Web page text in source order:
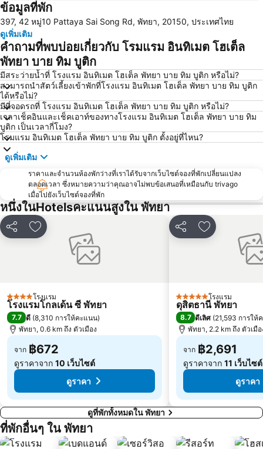
หาดแสม
เกาะขาม
ถนนคนเดิน
แสมสาร
สนามบินนานาชาติอู่ตะเภา
วันไหล
ท่าเรือแหลมฉบัง
สวนเสือศรีราชา
บิ๊กซี เอ็กซ์ตร้า พัทยา3
สถานีรถไฟพัทยา
Bali Hai Pier
อนุสาวรีย์กรมหลวงชุมพรเขตอุดมศักดิ์
Pattaya Floating Market
เอสเอฟเอ็กซ์ ซีเนม่า เซ็นทรัลพัทยาบีช
Art in Paradise
ข้อมูลที่พัก
397, 42 หมู่10 Pattaya Sai Song Rd, พัทยา, 20150, ประเทศไทย
ดูเพิ่มเติม
คำถามที่พบบ่อยเกี่ยวกับ โรมแรม อินทิเมต โฮเต็ล
พัทยา บาย ทิม บูติก
มีสระว่ายน้ำที่ โรงแรม อินทิเมต โฮเต็ล พัทยา บาย ทิม บูติก หรือไม่?
สามารถนำสัตว์เลี้ยงเข้าพักที่โรงแรม อินทิเมต โฮเต็ล พัทยา บาย ทิม บูติก
ได้หรือไม่?
มีที่จอดรถที่ โรงแรม อินทิเมต โฮเต็ล พัทยา บาย ทิม บูติก หรือไม่?
เวลาเช็คอินและเช็คเอาท์ของทางโรงแรม อินทิเมต โฮเต็ล พัทยา บาย ทิม
บูติก เป็นเวลากี่โมง?
โรมแรม อินทิเมต โฮเต็ล พัทยา บาย ทิม บูติก ตั้งอยู่ที่ไหน?
ดูเพิ่มเติม
ราคาและจำนวนห้องพักว่างที่เราได้รับจากเว็บไซต์จองที่พักเปลี่ยนแปลง
ตลอดเวลา ซึ่งหมายความว่าคุณอาจไม่พบข้อเสนอที่เหมือนกับ trivago
เมื่อไปยังเว็บไซต์จองที่พัก
หนึ่งในHotelsคะแนนสูงใน พัทยา
แชร์ เพิ่มในรายการโปรด
4 ดาว โรงแรม
โรงแรมโกลเด้น ซี พัทยา
7.7 ดี (8,310 การให้คะแนน)
พัทยา, 0.6 km ถึง ตัวเมือง
จาก ฿672
ดูราคาจาก 10 เว็บไซต์
ดูราคา
แชร์ เพิ่มในรายกา
5 ดาว โรงแรม
ดุสิตธานี พัทยา
8.7 ดีเลิศ (21,593 การให้
พัทยา, 2.2 km ถึง ตัวเมือ
จาก ฿2,691
ดูราคาจาก 11 เว็บไซต์
ดูราคา
ดูที่พักทั้งหมดใน พัทยา
ที่พักอื่นๆ ใน พัทยา